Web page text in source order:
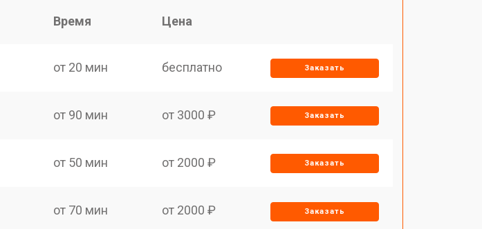
Время Цена
от 20 мин бесплатно Заказать
от 90 мин от 3000 ₽ Заказать
от 50 мин от 2000 ₽ Заказать
от 70 мин от 2000 ₽ Заказать